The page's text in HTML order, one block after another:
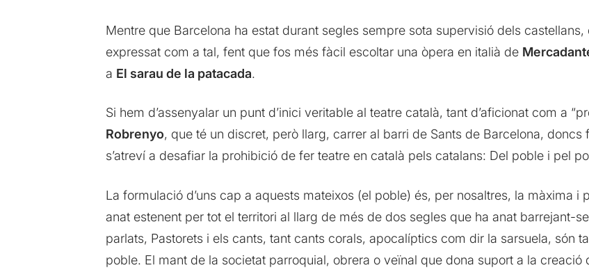
Mentre que Barcelona ha estat durant segles sempre sota supervisió dels
expressat com a tal, fent que fos més fàcil escoltar una òpera en italià de
a El sarau de la patacada.
Si hem d’assenyalar un punt d’inici veritable al teatre català, tant d’aficionat com a
Robrenyo, que té un discret, però llarg, carrer al barri de Sants de Barcelona,
s’atreví a desafiar la prohibició de fer teatre en català pels catalans: Del poble i pel
La formulació d’uns cap a aquests mateixos (el poble) és, per nosaltres, la màxima i
anat estenent per tot el territori al llarg de més de dos segles que ha anat barrejant-
parlats, Pastorets i els cants, tant cants corals, apocalíptics com dir la sarsuela, són
poble. El mant de la societat parroquial, obrera o veïnal que dona suport a la